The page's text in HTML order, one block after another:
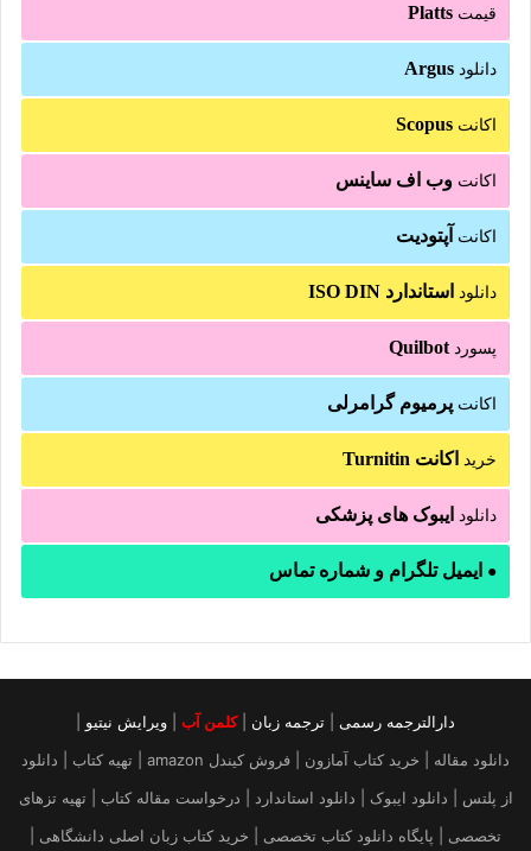
قیمت Platts
دانلود Argus
اکانت Scopus
اکانت وب اف ساینس
اکانت آپتودیت
دانلود استاندارد ISO DIN
پسورد Quilbot
اکانت پرمیوم گرامرلی
خرید اکانت Turnitin
دانلود ایبوک های پزشکی
● ایمیل تلگرام و شماره تماس
دارالترجمه رسمی ترجمه زبان |کلمن آب ویرایش نیتیو
دانلود مقاله | خرید کتاب آمازون | فروش کیندل amazon | تهیه کتاب | دانلود
از پلتس | دانلود ایبوک | دانلود استاندارد | درخواست مقاله کتاب | تهیه تزهای
تخصصی | پایگاه دانلود کتاب تخصصی | خرید کتاب زبان اصلی دانشگاهی |